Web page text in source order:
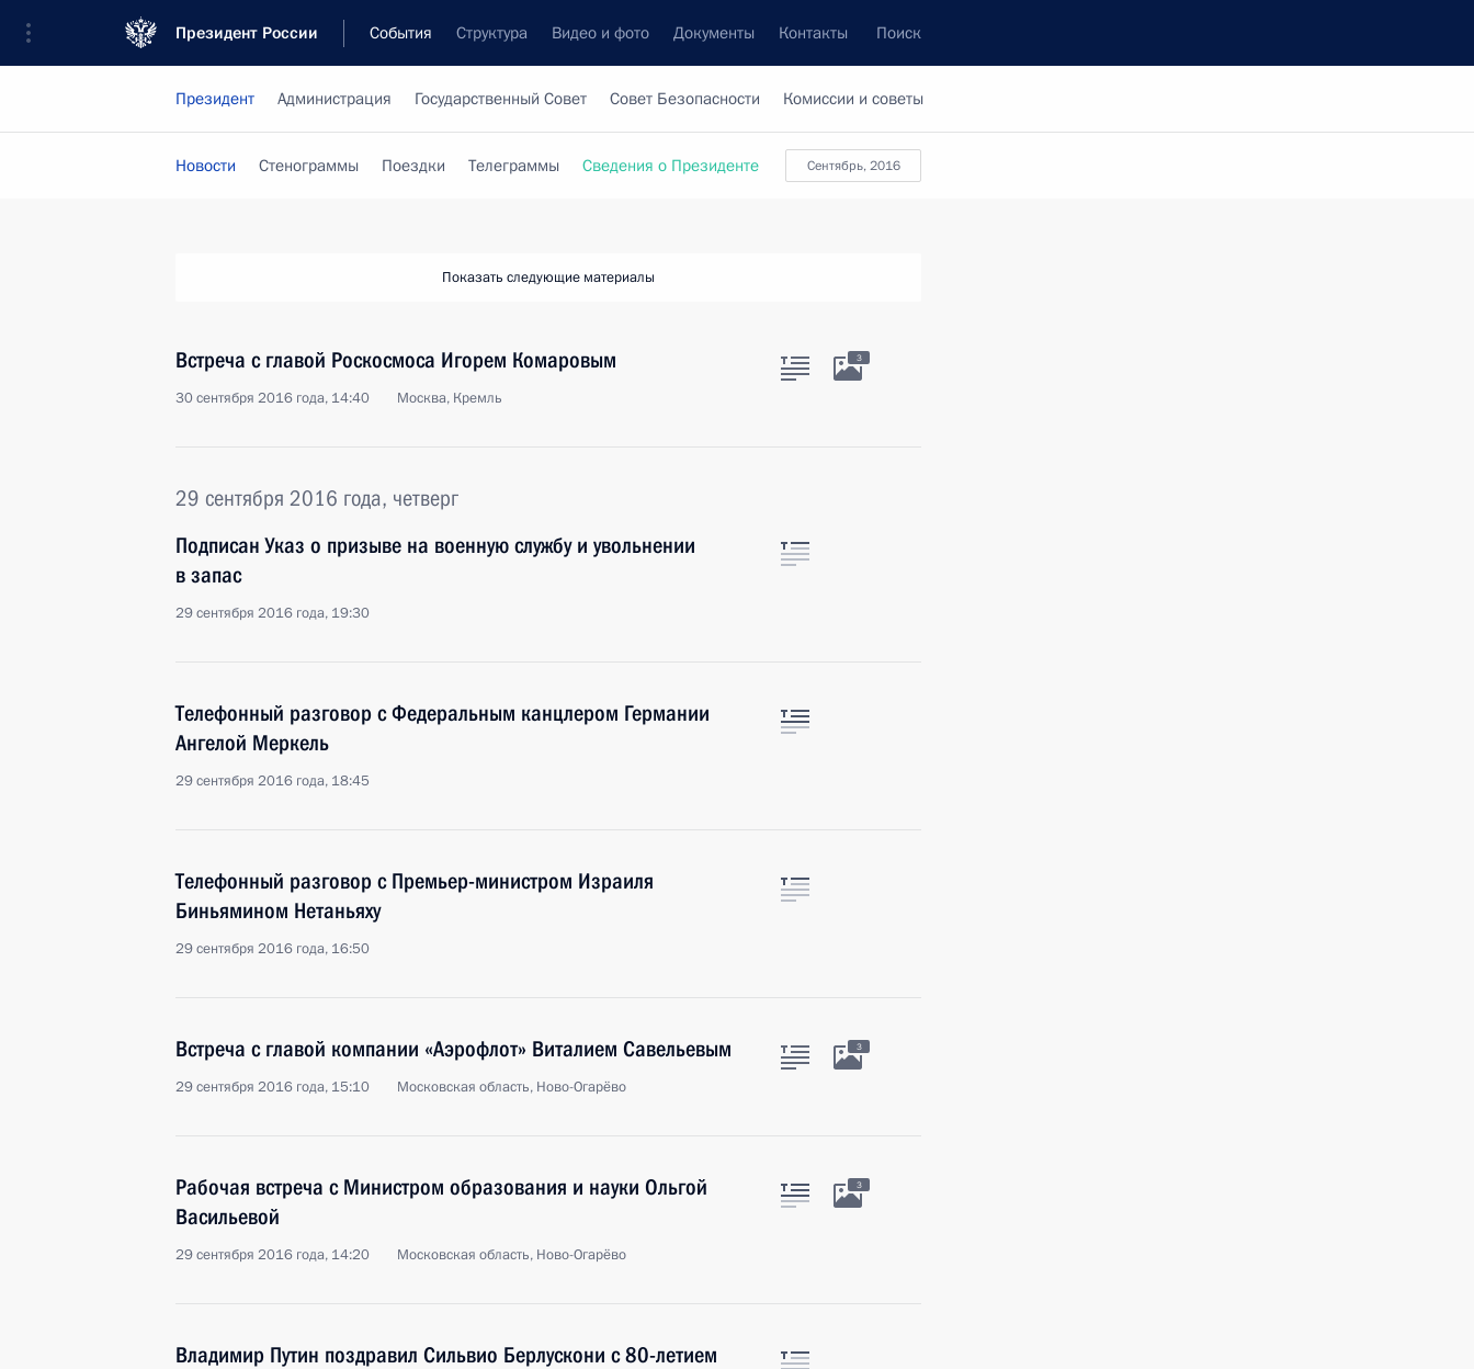
Президент России События Структура Видео и фото Документы Контакты Поиск
Президент Администрация Государственный Совет Совет Безопасности Комиссии и советы
сентябрь, 2016
Новости Стенограммы Поездки Телеграммы Сведения о Президенте
Показать следующие материалы
Встреча с главой Роскосмоса Игорем Комаровым
30 сентября 2016 года, 14:40 Москва, Кремль
3
29 сентября 2016 года, четверг
Подписан Указ о призыве на военную службу и увольнении
в запас
29 сентября 2016 года, 19:30
Телефонный разговор с Федеральным канцлером Германии
Ангелой Меркель
29 сентября 2016 года, 18:45
Телефонный разговор с Премьер-министром Израиля
Биньямином Нетаньяху
29 сентября 2016 года, 16:50
Встреча с главой компании «Аэрофлот» Виталием Савельевым
29 сентября 2016 года, 15:10 Московская область, Ново-Огарёво
3
Рабочая встреча с Министром образования и науки Ольгой
Васильевой
29 сентября 2016 года, 14:20 Московская область, Ново-Огарёво
3
Владимир Путин поздравил Сильвио Берлускони с 80-летием